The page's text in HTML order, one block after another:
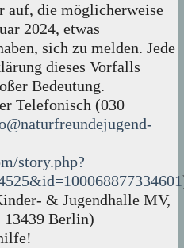
auf, die möglicherweise
2024, etwas
sich zu melden. Jede
dieses Vorfalls
Bedeutung.
Telefonisch (030
story.php?
& Jugendhalle MV,
13439 Berlin)